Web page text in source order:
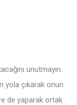
unutmayın.
yola çıkarak onun
de yaparak ortak